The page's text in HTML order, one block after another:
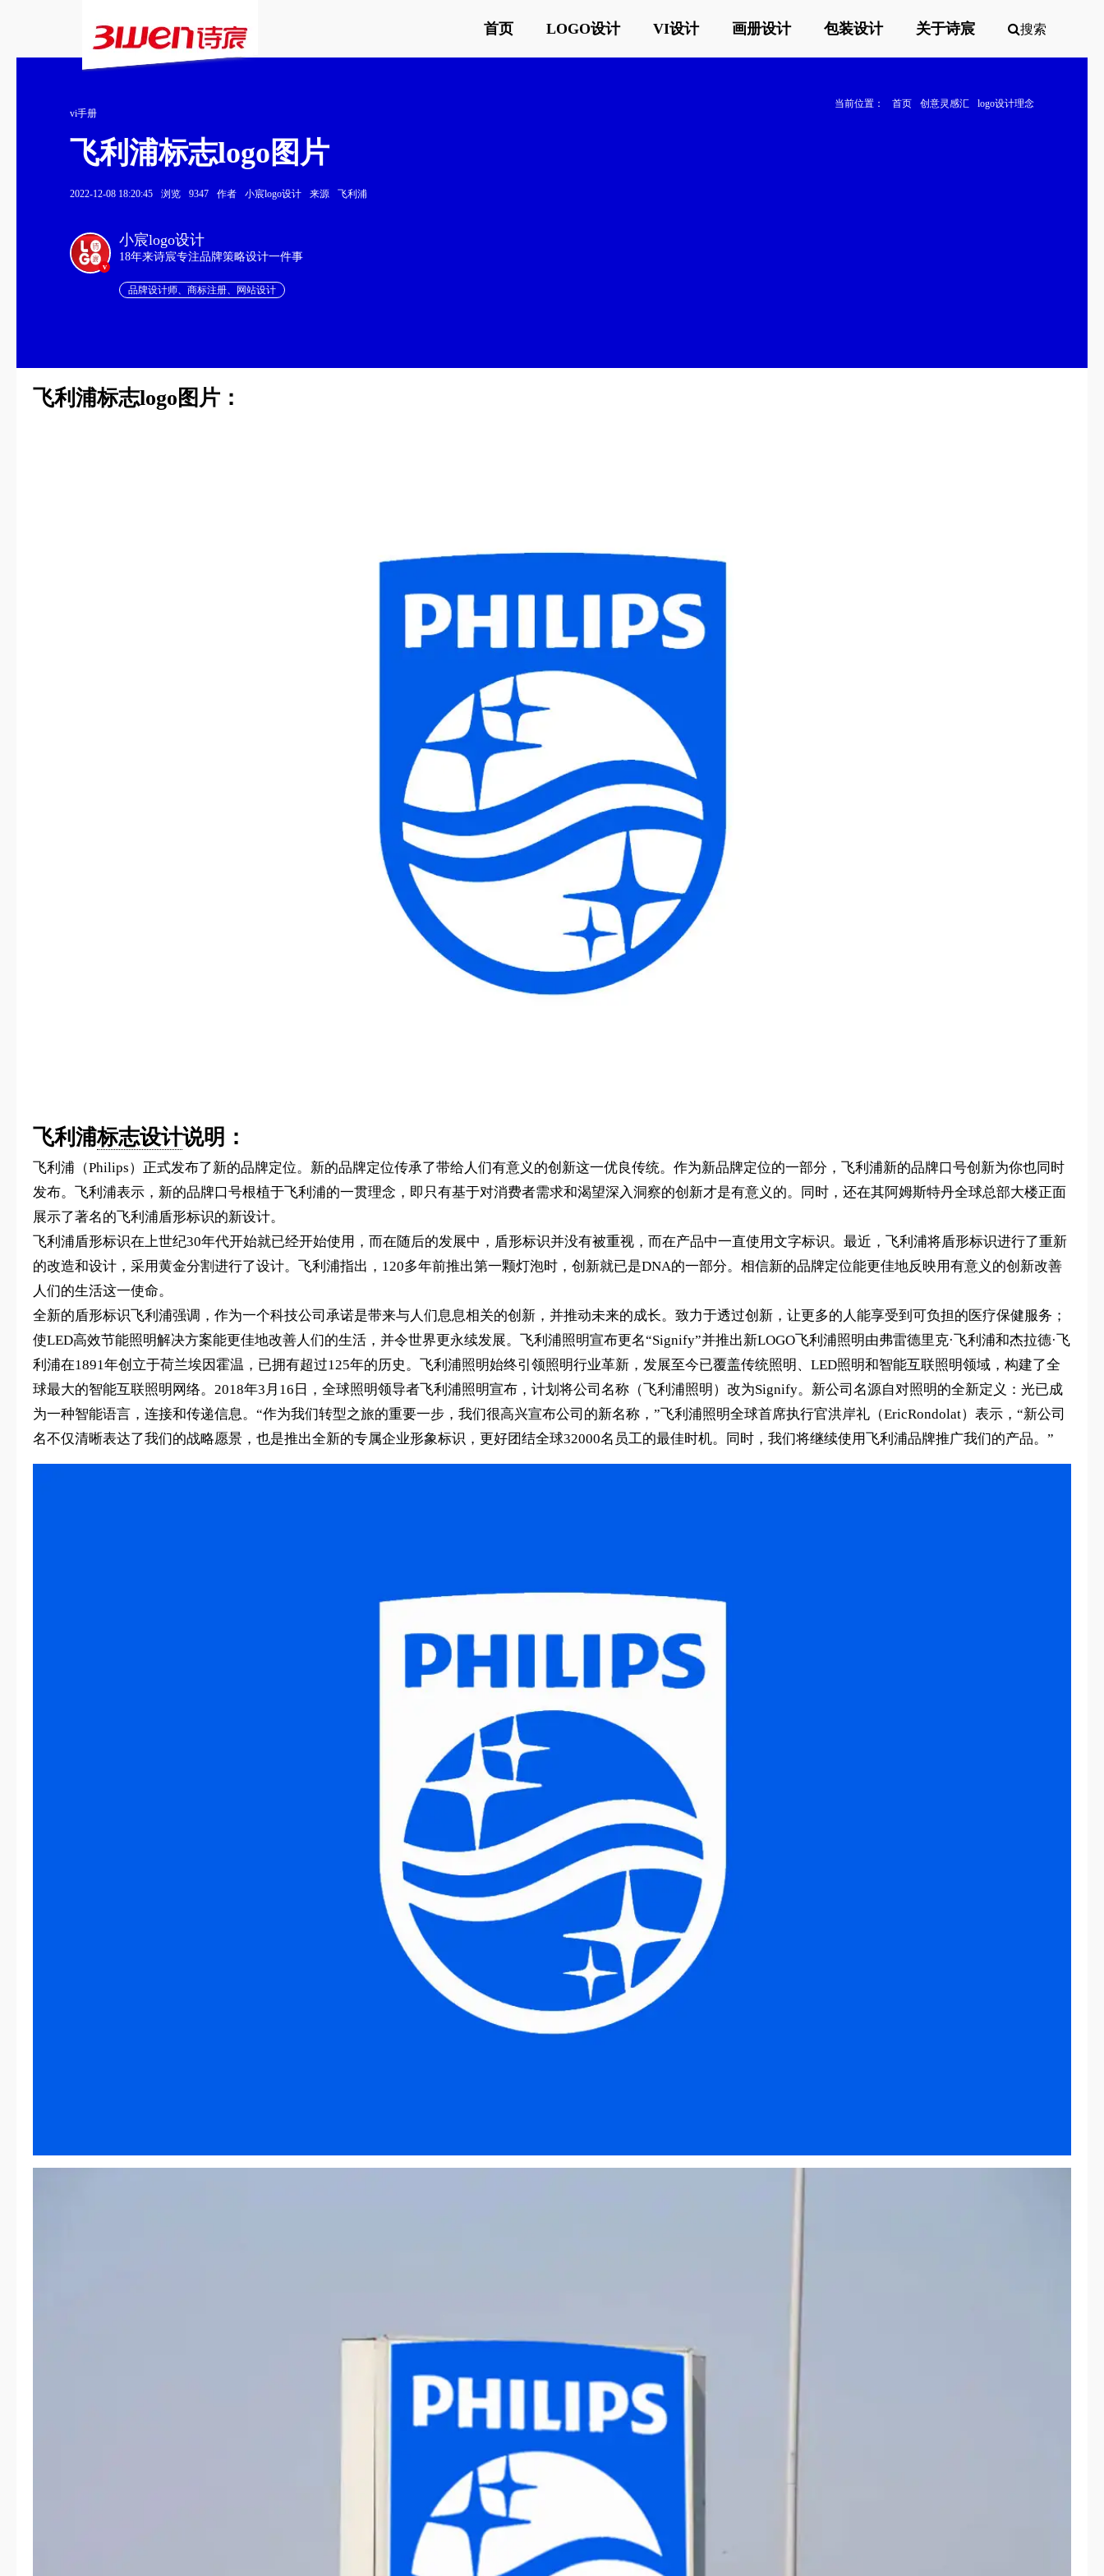
首页 LOGO设计 VI设计 画册设计 包装设计 关于诗宸 搜索
当前位置： 首页 创意灵感汇
logo设计理念
vi手册
飞利浦标志logo图片
2022-12-08 18:20:45 浏览 9347 作者 小宸logo设计 来源 飞利浦
v
小宸logo设计
18年来诗宸专注品牌策略设计一件事
品牌设计师、商标注册、网站设计
飞利浦标志logo图片：
飞利浦标志设计说明：
飞利浦（Philips）正式发布了新的品牌定位。新的品牌定位传承了带给人们有意义的创新这一优良传统。作为新品牌定位的一部分，飞利浦新的品牌口号创新为你也同时
发布。飞利浦表示，新的品牌口号根植于飞利浦的一贯理念，即只有基于对消费者需求和渴望深入洞察的创新才是有意义的。同时，还在其阿姆斯特丹全球总部大楼正面
展示了著名的飞利浦盾形标识的新设计。
飞利浦盾形标识在上世纪30年代开始就已经开始使用，而在随后的发展中，盾形标识并没有被重视，而在产品中一直使用文字标识。最近，飞利浦将盾形标识进行了重新
的改造和设计，采用黄金分割进行了设计。飞利浦指出，120多年前推出第一颗灯泡时，创新就已是DNA的一部分。相信新的品牌定位能更佳地反映用有意义的创新改善
人们的生活这一使命。
全新的盾形标识飞利浦强调，作为一个科技公司承诺是带来与人们息息相关的创新，并推动未来的成长。致力于透过创新，让更多的人能享受到可负担的医疗保健服务；
使LED高效节能照明解决方案能更佳地改善人们的生活，并令世界更永续发展。飞利浦照明宣布更名“Signify”并推出新LOGO飞利浦照明由弗雷德里克·飞利浦和杰拉德·飞
利浦在1891年创立于荷兰埃因霍温，已拥有超过125年的历史。飞利浦照明始终引领照明行业革新，发展至今已覆盖传统照明、LED照明和智能互联照明领域，构建了全
球最大的智能互联照明网络。2018年3月16日，全球照明领导者飞利浦照明宣布，计划将公司名称（飞利浦照明）改为Signify。新公司名源自对照明的全新定义：光已成
为一种智能语言，连接和传递信息。“作为我们转型之旅的重要一步，我们很高兴宣布公司的新名称，”飞利浦照明全球首席执行官洪岸礼（EricRondolat）表示，“新公司
名不仅清晰表达了我们的战略愿景，也是推出全新的专属企业形象标识，更好团结全球32000名员工的最佳时机。同时，我们将继续使用飞利浦品牌推广我们的产品。”